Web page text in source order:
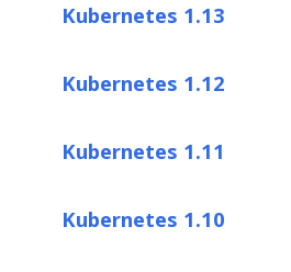
Kubernetes 1.13
Kubernetes 1.12
Kubernetes 1.11
Kubernetes 1.10